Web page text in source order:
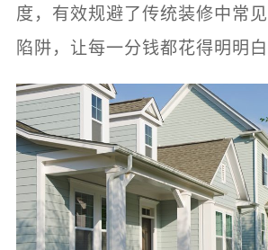
度，有效规避了传统装修中常
陷阱，让每一分钱都花得明明白